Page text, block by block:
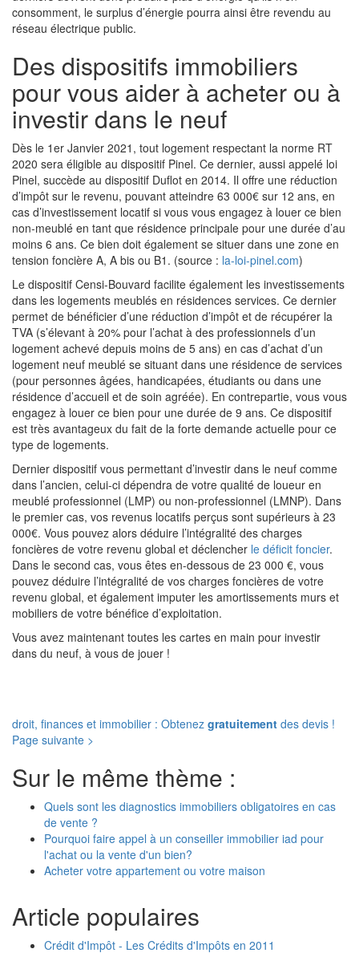
consomment, le surplus d’énergie pourra ainsi être revendu au
réseau électrique public.
Des dispositifs immobiliers
pour vous aider à acheter ou à
investir dans le neuf
Dès le 1er Janvier 2021, tout logement respectant la norme RT
2020 sera éligible au dispositif Pinel. Ce dernier, aussi appelé loi
Pinel, succède au dispositif Duflot en 2014. Il offre une réduction
d’impôt sur le revenu, pouvant atteindre 63 000€ sur 12 ans, en
cas d’investissement locatif si vous vous engagez à louer ce bien
non-meublé en tant que résidence principale pour une durée d’au
moins 6 ans. Ce bien doit également se situer dans une zone en
tension foncière A, A bis ou B1. (source : la-loi-pinel.com)
Le dispositif Censi-Bouvard facilite également les investissements
dans les logements meublés en résidences services. Ce dernier
permet de bénéficier d’une réduction d’impôt et de récupérer la
TVA (s’élevant à 20% pour l’achat à des professionnels d’un
logement achevé depuis moins de 5 ans) en cas d’achat d’un
logement neuf meublé se situant dans une résidence de services
(pour personnes âgées, handicapées, étudiants ou dans une
résidence d’accueil et de soin agréée). En contrepartie, vous vous
engagez à louer ce bien pour une durée de 9 ans. Ce dispositif
est très avantageux du fait de la forte demande actuelle pour ce
type de logements.
Dernier dispositif vous permettant d’investir dans le neuf comme
dans l’ancien, celui-ci dépendra de votre qualité de loueur en
meublé professionnel (LMP) ou non-professionnel (LMNP). Dans
le premier cas, vos revenus locatifs perçus sont supérieurs à 23
000€. Vous pouvez alors déduire l’intégralité des charges
foncières de votre revenu global et déclencher le déficit foncier.
Dans le second cas, vous êtes en-dessous de 23 000 €, vous
pouvez déduire l’intégralité de vos charges foncières de votre
revenu global, et également imputer les amortissements murs et
mobiliers de votre bénéfice d’exploitation.
Vous avez maintenant toutes les cartes en main pour investir
dans du neuf, à vous de jouer !
droit, finances et immobilier : Obtenez gratuitement des devis !
Page suivante >
Sur le même thème :
Quels sont les diagnostics immobiliers obligatoires en cas
de vente ?
Pourquoi faire appel à un conseiller immobilier iad pour
l'achat ou la vente d'un bien?
Acheter votre appartement ou votre maison
Article populaires
Crédit d'Impôt - Les Crédits d'Impôts en 2011